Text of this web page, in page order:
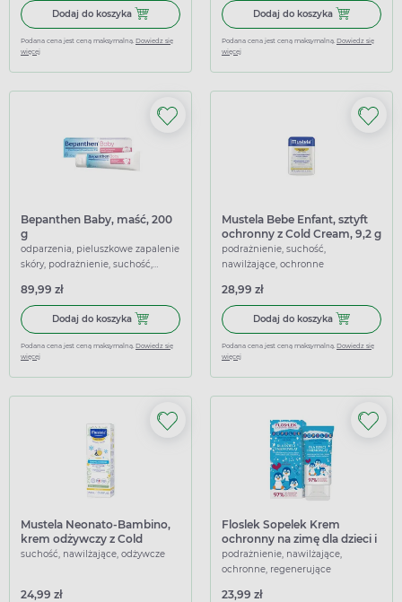
Dodaj do koszyka Dodaj do koszyka Mustela, krem odżywczy z Cold Cream,
Podana cena jest ceną maksymalną. Dowiedz się
więcej
Dodaj do koszyka Dodaj do
Podana cena jest ceną maksymalną. Dowiedz się
więcej
Bepanthen Baby, maść, 200
g
odparzenia, pieluszkowe zapalenie
skóry, podrażnienie, suchość,
regenerujące
89,99 zł
Dodaj do koszyka Dodaj do koszyka Bepanthen Baby, maść, 200 g
Podana cena jest ceną maksymalną. Dowiedz się
więcej
Mustela Bebe Enfant, sztyft
ochronny z Cold Cream, 9,2 g
podrażnienie, suchość,
nawilżające, ochronne
28,99 zł
Dodaj do koszyka Dodaj do
Podana cena jest ceną maksymalną. Dowiedz się
więcej
Mustela Neonato-Bambino,
krem odżywczy z Cold
Cream do twarzy, 40 ml
suchość, nawilżające, odżywcze
24,99 zł
Floslek Sopelek Krem
ochronny na zimę dla dzieci i
niemowląt, 40 ml
podrażnienie, nawilżające,
ochronne, regenerujące
23,99 zł